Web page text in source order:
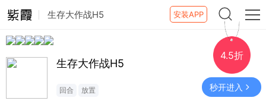
生存大作战H5 安装APP
生存大作战H5
回合 放置
4.5折
秒开进入